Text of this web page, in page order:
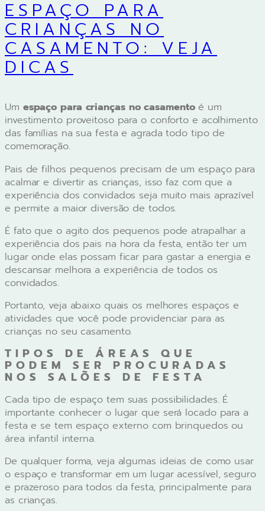
ESPAÇO PARA
CRIANÇAS NO
CASAMENTO: VEJA
DICAS
Um espaço para crianças no casamento é um
investimento proveitoso para o conforto e acolhimento
das famílias na sua festa e agrada todo tipo de
comemoração.
Pais de filhos pequenos precisam de um espaço para
acalmar e divertir as crianças, isso faz com que a
experiência dos convidados seja muito mais aprazível
e permite a maior diversão de todos.
É fato que o agito dos pequenos pode atrapalhar a
experiência dos pais na hora da festa, então ter um
lugar onde elas possam ficar para gastar a energia e
descansar melhora a experiência de todos os
convidados.
Portanto, veja abaixo quais os melhores espaços e
atividades que você pode providenciar para as
crianças no seu casamento.
TIPOS DE ÁREAS QUE
PODEM SER PROCURADAS
NOS SALÕES DE FESTA
Cada tipo de espaço tem suas possibilidades. É
importante conhecer o lugar que será locado para a
festa e se tem espaço externo com brinquedos ou
área infantil interna.
De qualquer forma, veja algumas ideias de como usar
o espaço e transformar em um lugar acessível, seguro
e prazeroso para todos da festa, principalmente para
as crianças.